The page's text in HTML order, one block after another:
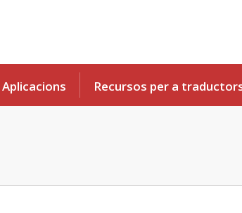
Aplicacions Recursos per a